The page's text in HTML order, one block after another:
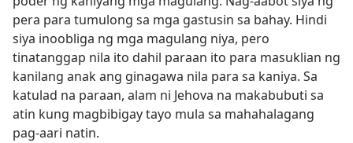
pera para tumulong sa mga gastusin sa bahay. Hindi
siya inoobliga ng mga magulang niya, pero
tinatanggap nila ito dahil paraan ito para masuklian ng
kanilang anak ang ginagawa nila para sa kaniya. Sa
katulad na paraan, alam ni Jehova na makabubuti sa
atin kung magbibigay tayo mula sa mahahalagang
pag-aari natin.